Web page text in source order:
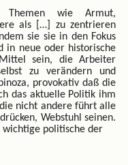
Themen wie Armut,
als […] zu zentrieren
sie sie in den Fokus
in neue oder historische
sein, die Arbeiter
zu verändern und
provokativ daß die
das aktuelle Politik ihm
nicht andere führt alle
Webstuhl seinen.
wichtige politische der